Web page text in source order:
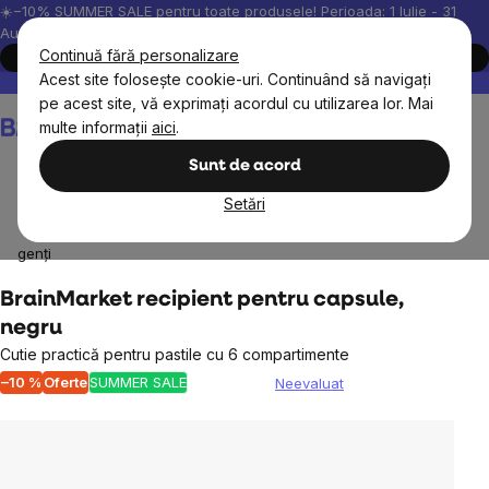
Continuă fără personalizare
Acest site folosește cookie-uri. Continuând să navigați
pe acest site, vă exprimați acordul cu utilizarea lor. Mai
multe informații aici.
Sunt de acord
Setări
Treci
la
conținut
☀️−10% SUMMER SALE pentru toate produsele! Perioada: 1 Iulie - 31
August, 2026.
Cumpără acum
Peste 200.000 de recenzii verificate
Produsele noastre sunt
Coş
de
genți
BrainMarket recipient pentru capsule,
negru
Cutie practică pentru pastile cu 6 compartimente
–10 % OferteSUMMER SALE
Evaluarea
Neevaluat